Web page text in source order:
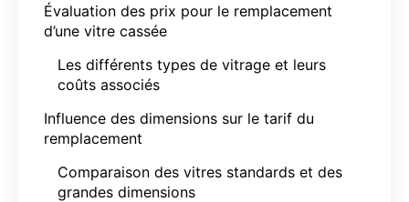
Évaluation des prix pour le remplacement
d’une vitre cassée
Les différents types de vitrage et leurs
coûts associés
Influence des dimensions sur le tarif du
remplacement
Comparaison des vitres standards et des
grandes dimensions